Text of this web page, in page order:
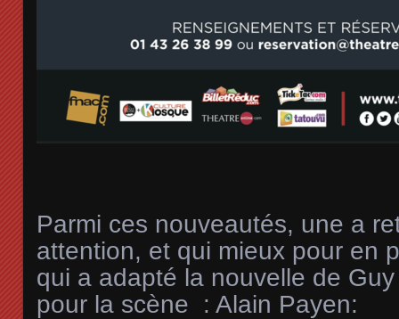
Parmi ces nouveautés, une a
attention, et qui mieux pour en
qui a adapté la nouvelle de
pour la scène : Alain Payen: